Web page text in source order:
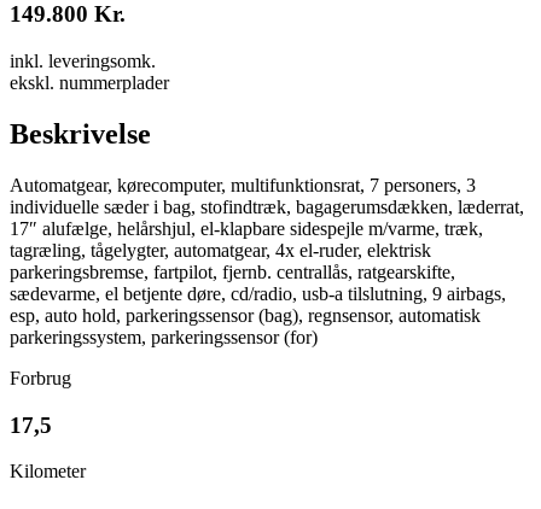
149.800 Kr.
inkl. leveringsomk.
ekskl. nummerplader
Beskrivelse
Automatgear, kørecomputer, multifunktionsrat, 7 personers, 3
individuelle sæder i bag, stofindtræk, bagagerumsdækken, læderrat,
17″ alufælge, helårshjul, el-klapbare sidespejle m/varme, træk,
tagræling, tågelygter, automatgear, 4x el-ruder, elektrisk
parkeringsbremse, fartpilot, fjernb. centrallås, ratgearskifte,
sædevarme, el betjente døre, cd/radio, usb-a tilslutning, 9 airbags,
esp, auto hold, parkeringssensor (bag), regnsensor, automatisk
parkeringssystem, parkeringssensor (for)
Forbrug
17,5
Kilometer